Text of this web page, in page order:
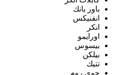
باور بانك
انفنيكس
انكر
اورايمو
بيسوس
بيلكن
تتيك
جوى روم